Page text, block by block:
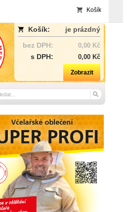
Košík
Košík:
je prázdný
bez DPH:
0,00 Kč
s DPH: 0,00 Kč
Zobrazit